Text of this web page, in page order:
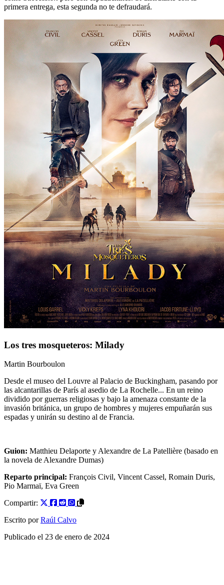
primera entrega, esta segunda no te defraudará.
Los tres mosqueteros: Milady
Martin Bourboulon
Desde el museo del Louvre al Palacio de Buckingham, pasando por
las alcantarillas de París al asedio de La Rochelle... En un reino
dividido por guerras religiosas y bajo la amenaza constante de la
invasión británica, un grupo de hombres y mujeres empuñarán sus
espadas y unirán su destino al de Francia.
Guion: Matthieu Delaporte y Alexandre de La Patellière (basado en
la novela de Alexandre Dumas)
Reparto principal: François Civil, Vincent Cassel, Romain Duris,
Pio Marmaï, Eva Green
Compartir:
Escrito por Raúl Calvo
Publicado el 23 de enero de 2024